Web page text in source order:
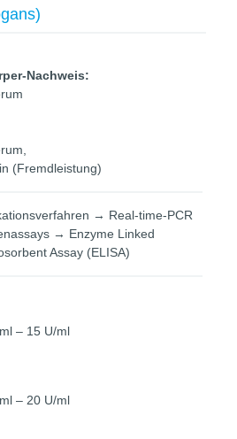
Nachweis:
(Fremdleistung)
→ Real-time-PCR
→ Enzyme Linked
Assay (ELISA)
– 15 U/ml
– 20 U/ml